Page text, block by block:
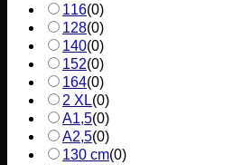
116(0)
128(0)
140(0)
152(0)
164(0)
2 XL(0)
A1,5(0)
A2,5(0)
130 cm(0)